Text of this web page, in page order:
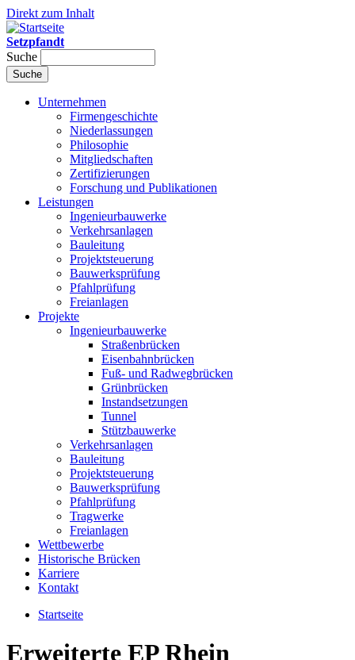
Direkt zum Inhalt
Setzpfandt
Suche
Unternehmen
Firmengeschichte
Niederlassungen
Philosophie
Mitgliedschaften
Zertifizierungen
Forschung und Publikationen
Leistungen
Ingenieurbauwerke
Verkehrsanlagen
Bauleitung
Projektsteuerung
Bauwerksprüfung
Pfahlprüfung
Freianlagen
Projekte
Ingenieurbauwerke
Straßenbrücken
Eisenbahnbrücken
Fuß- und Radwegbrücken
Grünbrücken
Instandsetzungen
Tunnel
Stützbauwerke
Verkehrsanlagen
Bauleitung
Projektsteuerung
Bauwerksprüfung
Pfahlprüfung
Tragwerke
Freianlagen
Wettbewerbe
Historische Brücken
Karriere
Kontakt
Startseite
Erweiterte EP Rhein